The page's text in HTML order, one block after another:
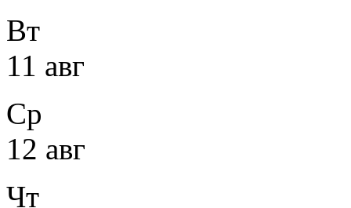
Вт
11 авг
Ср
12 авг
Чт